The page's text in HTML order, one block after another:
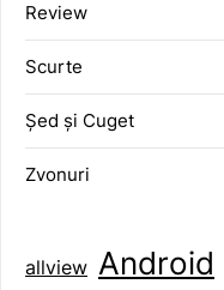
Review
Scurte
Șed și Cuget
Zvonuri
allview Android